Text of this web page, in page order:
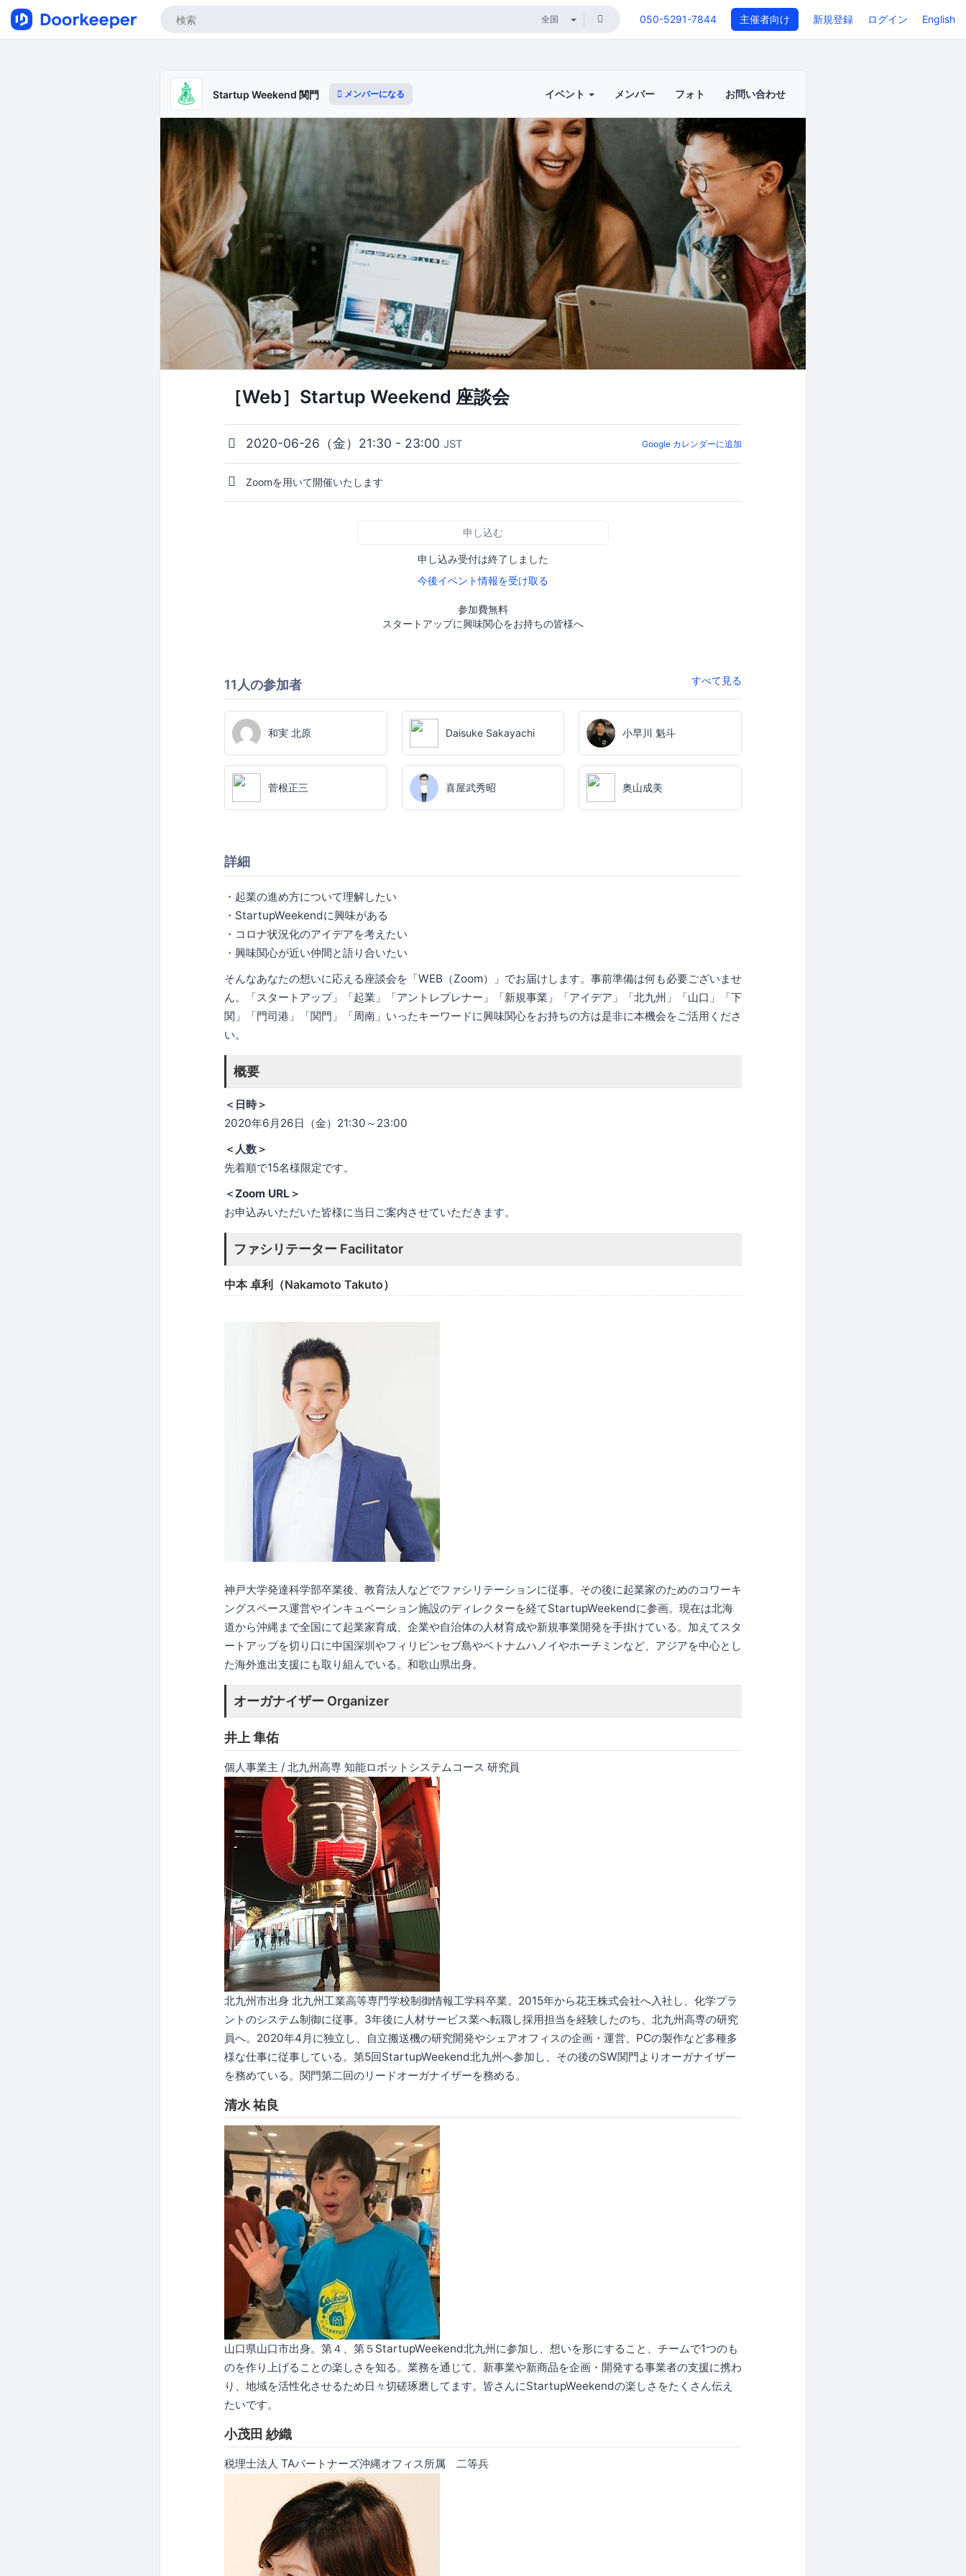
050-5291-7844 主催者向け 新規登録 ログイン English
Startup Weekend 関門 メンバーになる イベント メンバー フォト お問い合わせ
［Web］Startup Weekend 座談会
2020-06-26（金）21:30 - 23:00 JST Google カレンダーに追加
Zoomを用いて開催いたします
申し込む
申し込み受付は終了しました
今後イベント情報を受け取る
参加費無料
スタートアップに興味関心をお持ちの皆様へ
11人の参加者 すべて見る
和実 北原 Daisuke Sakayachi 小早川 魁斗
菅根正三 喜屋武秀昭 奥山成美
詳細
・起業の進め方について理解したい
・StartupWeekendに興味がある
・コロナ状況化のアイデアを考えたい
・興味関心が近い仲間と語り合いたい
そんなあなたの想いに応える座談会を「WEB（Zoom）」でお届けします。事前準備は何も必要ございませ
ん。「スタートアップ」「起業」「アントレプレナー」「新規事業」「アイデア」「北九州」「山口」「下
関」「門司港」「関門」「周南」いったキーワードに興味関心をお持ちの方は是非に本機会をご活用くださ
い。
概要
＜日時＞
2020年6月26日（金）21:30～23:00
＜人数＞
先着順で15名様限定です。
＜Zoom URL＞
お申込みいただいた皆様に当日ご案内させていただきます。
ファシリテーター Facilitator
中本 卓利（Nakamoto Takuto）
神戸大学発達科学部卒業後、教育法人などでファシリテーションに従事。その後に起業家のためのコワーキ
ングスペース運営やインキュベーション施設のディレクターを経てStartupWeekendに参画。現在は北海
道から沖縄まで全国にて起業家育成、企業や自治体の人材育成や新規事業開発を手掛けている。加えてスタ
ートアップを切り口に中国深圳やフィリピンセブ島やベトナムハノイやホーチミンなど、アジアを中心とし
た海外進出支援にも取り組んでいる。和歌山県出身。
オーガナイザー Organizer
井上 隼佑
個人事業主 / 北九州高専 知能ロボットシステムコース 研究員
北九州市出身 北九州工業高等専門学校制御情報工学科卒業。2015年から花王株式会社へ入社し、化学プラ
ントのシステム制御に従事。3年後に人材サービス業へ転職し採用担当を経験したのち、北九州高専の研究
員へ。2020年4月に独立し、自立搬送機の研究開発やシェアオフィスの企画・運営、PCの製作など多種多
様な仕事に従事している。第5回StartupWeekend北九州へ参加し、その後のSW関門よりオーガナイザー
を務めている。関門第二回のリードオーガナイザーを務める。
清水 祐良
山口県山口市出身。第４、第５StartupWeekend北九州に参加し、想いを形にすること、チームで1つのも
のを作り上げることの楽しさを知る。業務を通じて、新事業や新商品を企画・開発する事業者の支援に携わ
り、地域を活性化させるため日々切磋琢磨してます。皆さんにStartupWeekendの楽しさをたくさん伝え
たいです。
小茂田 紗織
税理士法人 TAパートナーズ沖縄オフィス所属 二等兵